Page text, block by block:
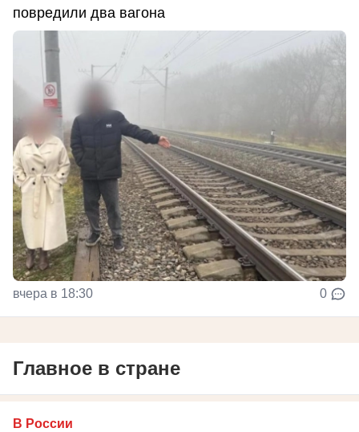
повредили два вагона
вчера в 18:30 0
Главное в стране
В России